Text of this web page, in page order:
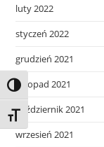
Toggle High Contrast
Toggle Font size
luty 2022
styczeń 2022
grudzień 2021
listopad 2021
październik 2021
wrzesień 2021